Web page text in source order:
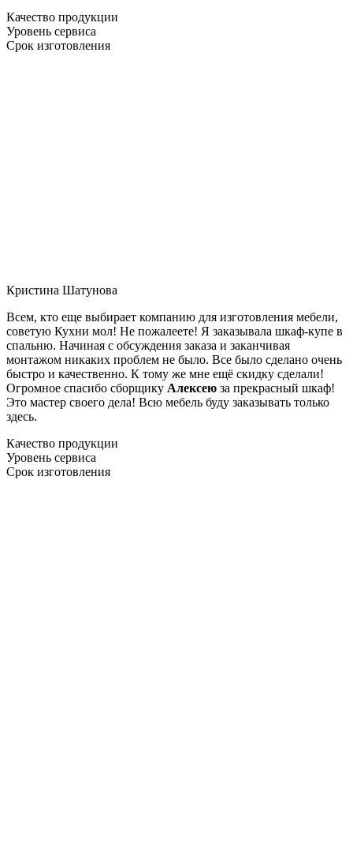
Качество продукции
Уровень сервиса
Срок изготовления
Кристина Шатунова
Всем, кто еще выбирает компанию для изготовления мебели,
советую Кухни мол! Не пожалеете! Я заказывала шкаф-купе в
спальню. Начиная с обсуждения заказа и заканчивая
монтажом никаких проблем не было. Все было сделано очень
быстро и качественно. К тому же мне ещё скидку сделали!
Огромное спасибо сборщику Алексею за прекрасный шкаф!
Это мастер своего дела! Всю мебель буду заказывать только
здесь.
Качество продукции
Уровень сервиса
Срок изготовления